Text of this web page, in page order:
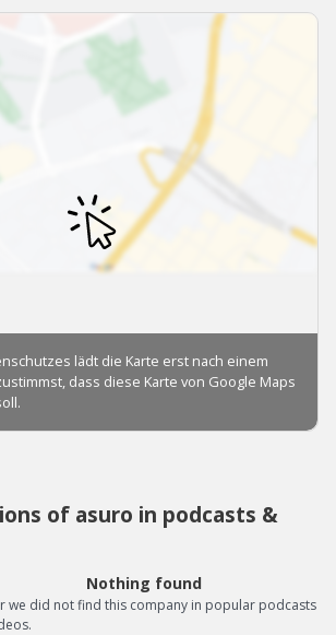
of asuro in podcasts &
Nothing found
we did not find this company in popular podcasts